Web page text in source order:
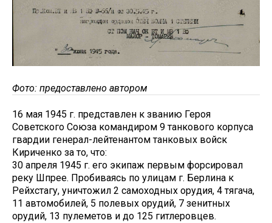
Фото: предоставлено автором
16 мая 1945 г. представлен к званию Героя
Советского Союза командиром 9 танкового корпуса
гвардии генерал-лейтенантом танковых войск
Кириченко за то, что:
30 апреля 1945 г. его экипаж первым форсировал
реку Шпрее. Пробиваясь по улицам г. Берлина к
Рейхстагу, уничтожил 2 самоходных орудия, 4 тягача,
11 автомобилей, 5 полевых орудий, 7 зенитных
орудий, 13 пулеметов и до 125 гитлеровцев.